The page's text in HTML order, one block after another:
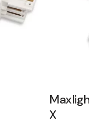
X